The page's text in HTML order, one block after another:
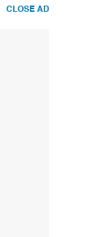
CLOSE AD